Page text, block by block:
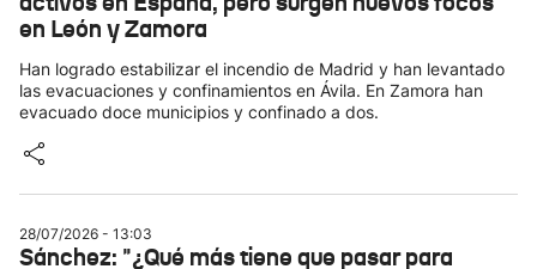
en León y Zamora
Han logrado estabilizar el incendio de Madrid y han levantado
las evacuaciones y confinamientos en Ávila. En Zamora han
evacuado doce municipios y confinado a dos.
28/07/2026 - 13:03
Sánchez: "¿Qué más tiene que pasar para